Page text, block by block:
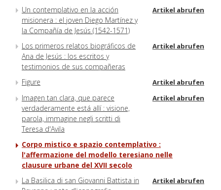
Un contemplativo en la acción
misionera : el joven Diego Martínez y
la Compañía de Jesús (1542-1571)
Artikel abrufen
Los primeros relatos biográficos de
Ana de Jesús : los escritos y
testimonios de sus compañeras
Artikel abrufen
Figure Artikel abrufen
Imagen tan clara, que parece
verdaderamente está allí : visione,
parola, immagine negli scritti di
Teresa d'Avila
Artikel abrufen
Corpo mistico e spazio contemplativo :
l'affermazione del modello teresiano nelle
clausure urbane del XVII secolo
La Basilica di san Giovanni Battista in
Artikel abrufen